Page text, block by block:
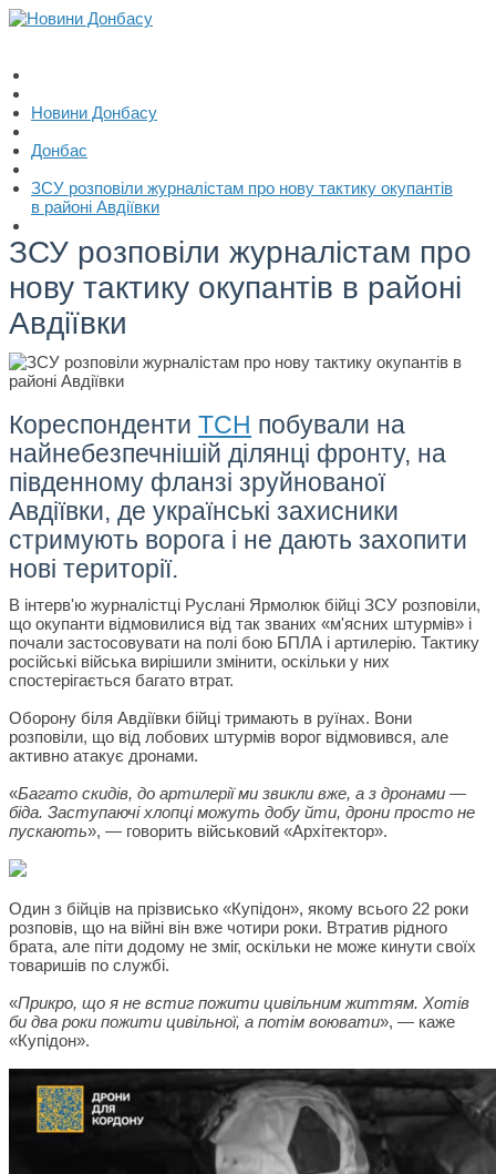
Новини Донбасу
Донбас
ЗСУ розповіли журналістам про нову тактику окупантів
в районі Авдіївки
ЗСУ розповіли журналістам про
нову тактику окупантів в районі
Авдіївки
Кореспонденти ТСН побували на
найнебезпечнішій ділянці фронту, на
південному фланзі зруйнованої
Авдіївки, де українські захисники
стримують ворога і не дають захопити
нові території.
В інтерв'ю журналістці Руслані Ярмолюк бійці ЗСУ розповіли,
що окупанти відмовилися від так званих «м'ясних штурмів» і
почали застосовувати на полі бою БПЛА і артилерію. Тактику
російські війська вирішили змінити, оскільки у них
спостерігається багато втрат.
Оборону біля Авдіївки бійці тримають в руїнах. Вони
розповіли, що від лобових штурмів ворог відмовився, але
активно атакує дронами.
«Багато скидів, до артилерії ми звикли вже, а з дронами —
біда. Заступаючі хлопці можуть добу йти, дрони просто не
пускають», — говорить військовий «Архітектор».
Один з бійців на прізвисько «Купідон», якому всього 22 роки
розповів, що на війні він вже чотири роки. Втратив рідного
брата, але піти додому не зміг, оскільки не може кинути своїх
товаришів по службі.
«Прикро, що я не встиг пожити цивільним життям. Хотів
би два роки пожити цивільної, а потім воювати», — каже
«Купідон».